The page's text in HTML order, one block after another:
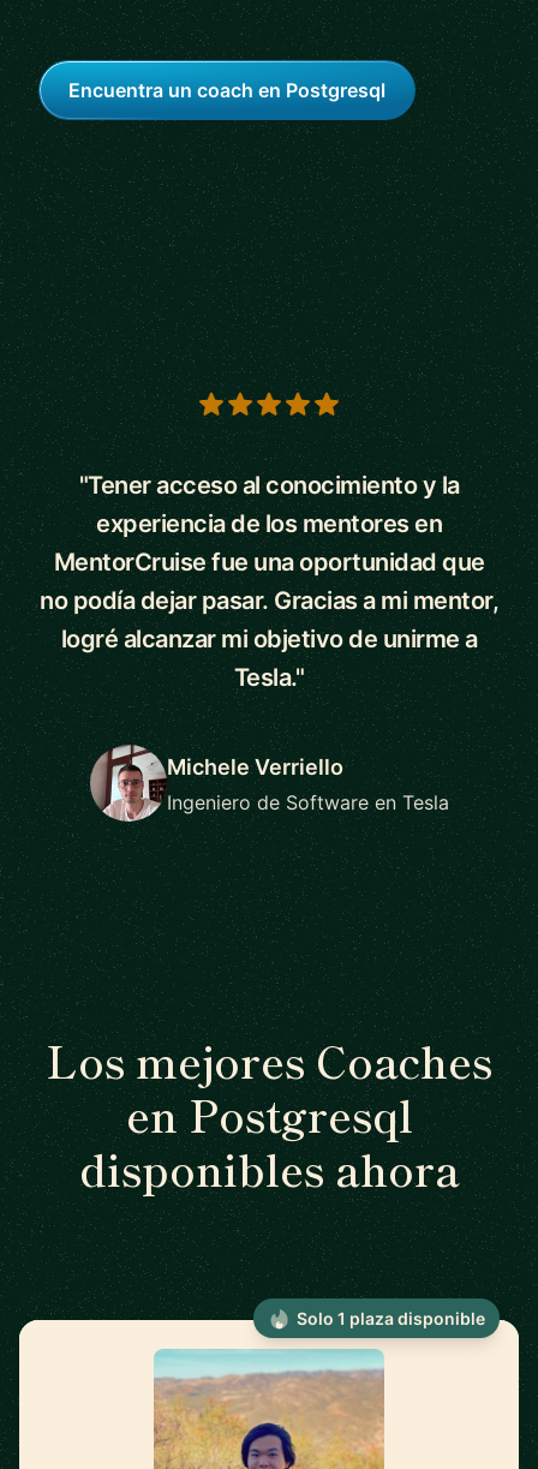
Encuentra un coach en Postgresql
5 out of 5 stars
"Tener acceso al conocimiento y la
experiencia de los mentores en
MentorCruise fue una oportunidad que
no podía dejar pasar. Gracias a mi mentor,
logré alcanzar mi objetivo de unirme a
Tesla."
Michele Verriello
Ingeniero de Software en Tesla
Los mejores Coaches
en Postgresql
disponibles ahora
Solo 1 plaza disponible